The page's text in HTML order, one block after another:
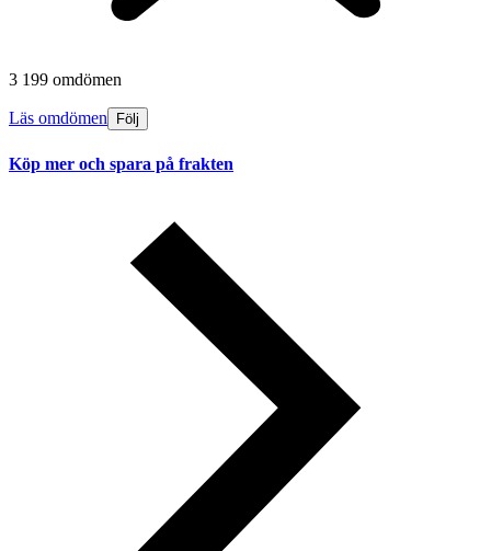
3 199 omdömen
Läs omdömen Följ
Köp mer och spara på frakten